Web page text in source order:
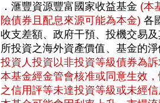
．滙豐資源豐富國家收益基金 (本
險債券且配息來源可能為本金) 各
收支差額、政府干預、投機交易
所投資之海外資產價值、基金的
投資人投資以非投資等級債券為
本基金經金管會核准或同意生效
之信用評等未達投資等級或未經